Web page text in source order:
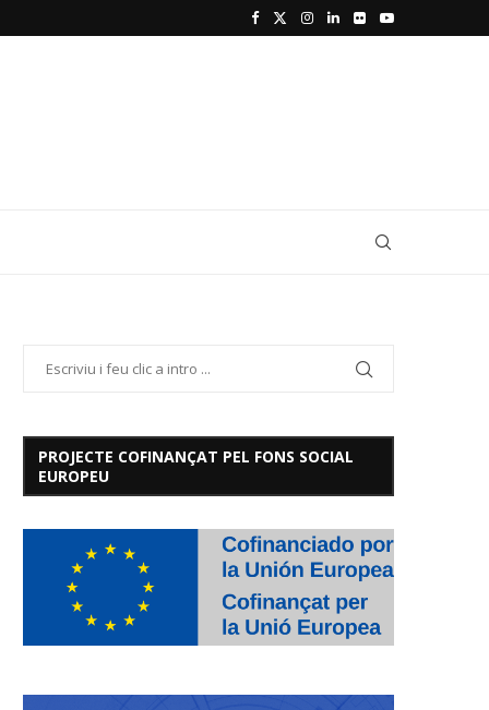
PROJECTE COFINANÇAT PEL FONS SOCIAL
EUROPEU